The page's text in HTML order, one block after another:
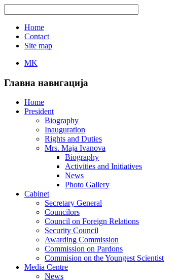
Home
Contact
Site map
MK
Главна навигација
Home
President
Biography
Inauguration
Rights and Duties
Mrs. Maja Ivanova
Biography
Activities and Initiatives
News
Photo Gallery
Cabinet
Secretary General
Councilors
Council on Foreign Relations
Security Council
Awarding Commission
Commission on Pardons
Commision on the Youngest Scientist
Media Centre
News